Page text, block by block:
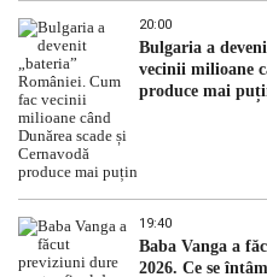
20:00
Bulgaria a
vecinii milioane
produce mai
19:40
Baba Vanga a
2026. Ce se